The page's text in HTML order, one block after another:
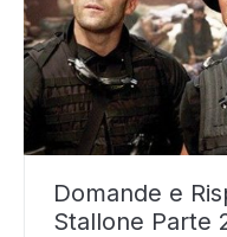
Domande e
Stallone Parte